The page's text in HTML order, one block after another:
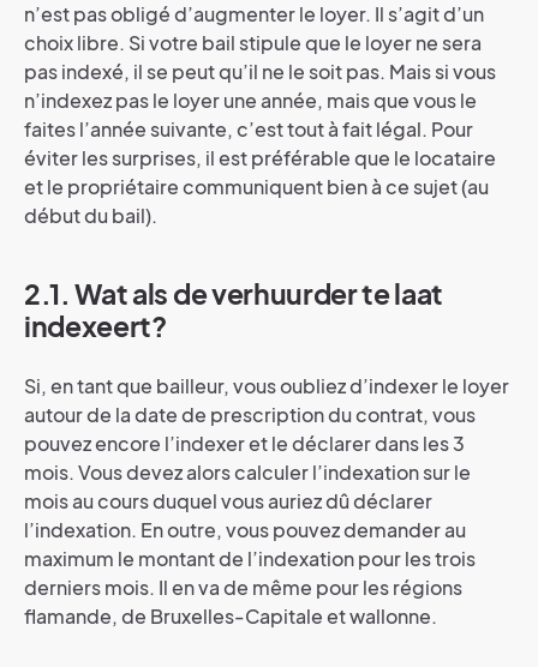
n’est pas obligé d’augmenter le loyer. Il s’agit d’un
choix libre. Si votre bail stipule que le loyer ne sera
pas indexé, il se peut qu’il ne le soit pas. Mais si vous
n’indexez pas le loyer une année, mais que vous le
faites l’année suivante, c’est tout à fait légal. Pour
éviter les surprises, il est préférable que le locataire
et le propriétaire communiquent bien à ce sujet (au
début du bail).
2.1. Wat als de verhuurder te laat
indexeert?
Si, en tant que bailleur, vous oubliez d’indexer le loyer
autour de la date de prescription du contrat, vous
pouvez encore l’indexer et le déclarer dans les 3
mois. Vous devez alors calculer l’indexation sur le
mois au cours duquel vous auriez dû déclarer
l’indexation. En outre, vous pouvez demander au
maximum le montant de l’indexation pour les trois
derniers mois. Il en va de même pour les régions
flamande, de Bruxelles-Capitale et wallonne.